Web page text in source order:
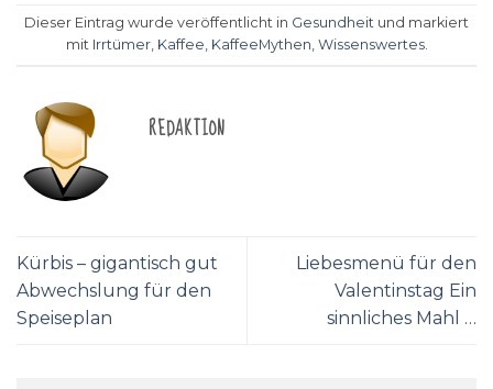
Dieser Eintrag wurde veröffentlicht in Gesundheit und markiert
mit Irrtümer, Kaffee, KaffeeMythen, Wissenswertes.
REDAKTION
Kürbis – gigantisch gut
Abwechslung für den
Speiseplan
Liebesmenü für den
Valentinstag Ein
sinnliches Mahl …